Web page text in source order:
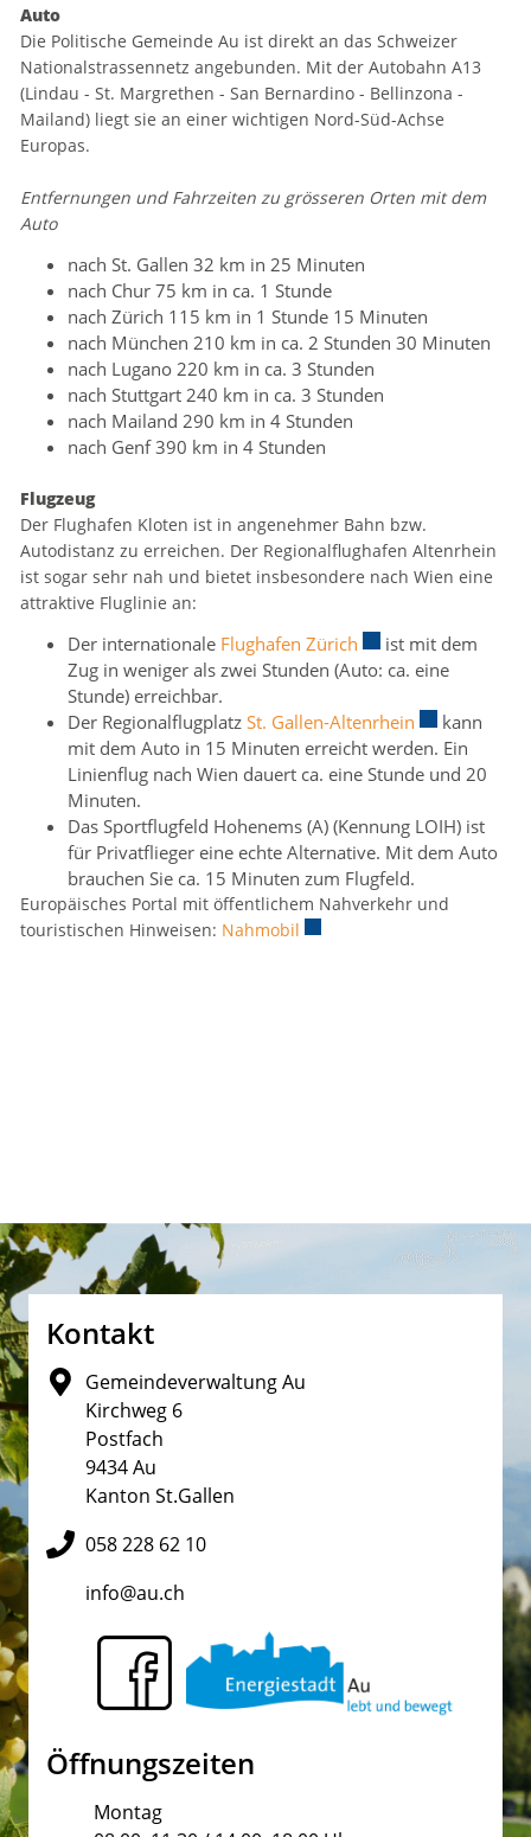
Auto
Die Politische Gemeinde Au ist direkt an das Schweizer
Nationalstrassennetz angebunden. Mit der Autobahn A13
(Lindau - St. Margrethen - San Bernardino - Bellinzona -
Mailand) liegt sie an einer wichtigen Nord-Süd-Achse
Europas.
Entfernungen und Fahrzeiten zu grösseren Orten mit dem
Auto
nach St. Gallen 32 km in 25 Minuten
nach Chur 75 km in ca. 1 Stunde
nach Zürich 115 km in 1 Stunde 15 Minuten
nach München 210 km in ca. 2 Stunden 30 Minuten
nach Lugano 220 km in ca. 3 Stunden
nach Stuttgart 240 km in ca. 3 Stunden
nach Mailand 290 km in 4 Stunden
nach Genf 390 km in 4 Stunden
Flugzeug
Der Flughafen Kloten ist in angenehmer Bahn bzw.
Autodistanz zu erreichen. Der Regionalflughafen Altenrhein
ist sogar sehr nah und bietet insbesondere nach Wien eine
attraktive Fluglinie an:
Der internationale Flughafen Zürich Externer Link wird
ist mit dem
Zug in weniger als zwei Stunden (Auto: ca. eine
Stunde) erreichbar.
Der Regionalflugplatz St. Gallen-Altenrhein Externer
kann
mit dem Auto in 15 Minuten erreicht werden. Ein
Linienflug nach Wien dauert ca. eine Stunde und 20
Minuten.
Das Sportflugfeld Hohenems (A) (Kennung LOIH) ist
für Privatflieger eine echte Alternative. Mit dem Auto
brauchen Sie ca. 15 Minuten zum Flugfeld.
Europäisches Portal mit öffentlichem Nahverkehr und
touristischen Hinweisen: Nahmobil Externer Link wird in einem
Fusszeile
Kontakt
Gemeindeverwaltung Au
Kirchweg 6
Postfach
9434 Au
Kanton St.Gallen
058 228 62 10
info@au.ch
Öffnungszeiten
Montag